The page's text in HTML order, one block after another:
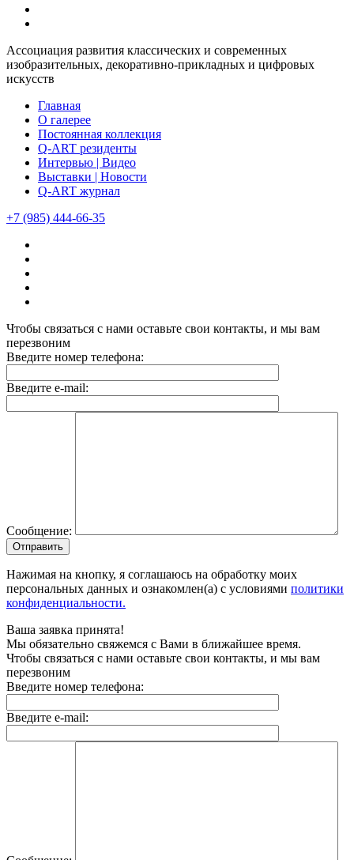
Ассоциация развития классических и современных
изобразительных, декоративно-прикладных и цифровых
искусств
Главная
О галерее
Постоянная коллекция
Q-ART резиденты
Интервью | Видео
Выставки | Новости
Q-ART журнал
+7 (985) 444-66-35
Чтобы связаться с нами оставьте свои контакты, и мы вам
перезвоним
Введите номер телефона:
Введите e-mail:
Сообщение:
Отправить
Нажимая на кнопку, я соглашаюсь на обработку моих
персональных данных и ознакомлен(а) с условиями политики
конфиденциальности.
Ваша заявка принята!
Мы обязательно свяжемся с Вами в ближайшее время.
Чтобы связаться с нами оставьте свои контакты, и мы вам
перезвоним
Введите номер телефона:
Введите e-mail: